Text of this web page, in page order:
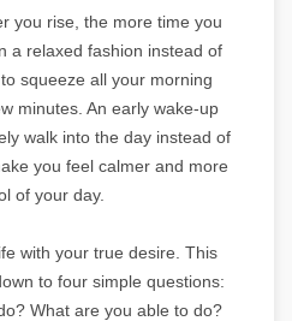
you rise, the more time you
a relaxed fashion instead of
squeeze all your morning
minutes. An early wake-up
walk into the day instead of
you feel calmer and more
of your day.
with your true desire. This
to four simple questions:
What are you able to do?